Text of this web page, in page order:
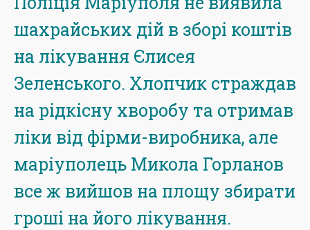
шахрайських дій в зборі коштів
на лікування Єлисея
Зеленського. Хлопчик страждав
на рідкісну хворобу та отримав
ліки від фірми-виробника, але
маріуполець Микола Горланов
все ж вийшов на площу збирати
гроші на його лікування.